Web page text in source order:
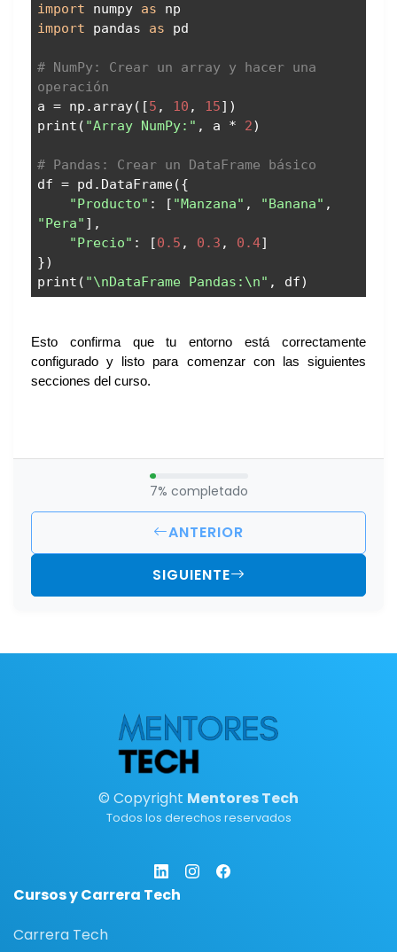
import numpy as np
import pandas as pd
# NumPy: Crear un array y hacer una
operación
a = np.array([5 , 10 , 15])
print( "Array NumPy:" , a * 2)
# Pandas: Crear un DataFrame básico
df = pd.DataFrame({
"Producto" : [ "Manzana" , "Banana" ,
"Pera" ],
"Precio" : [0.5 , 0.3 , 0.4]
})
print( "\nDataFrame Pandas:\n" , df)
Esto confirma que tu entorno está correctamente
configurado y listo para comenzar con las siguientes
secciones del curso.
ANTERIOR
7% completado
SIGUIENTE
© Copyright Mentores Tech
Todos los derechos reservados
Cursos y Carrera Tech
Carrera Tech